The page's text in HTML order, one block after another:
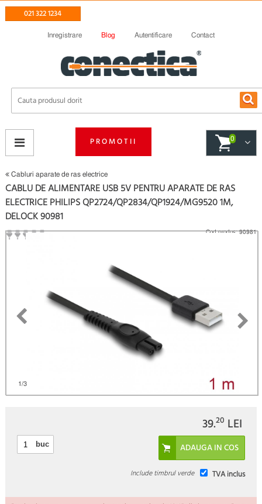
021 322 1234
Inregistrare Blog Autentificare Contact
PROMOTII 0
Cabluri aparate de ras electrice
1/3
CABLU DE ALIMENTARE USB 5V PENTRU APARATE DE RAS
ELECTRICE PHILIPS QP2724/QP2834/QP1924/MG9520 1M,
DELOCK 90981
Cod produs:90981
39.20 LEI
buc
TVA inclus
Include timbrul verde